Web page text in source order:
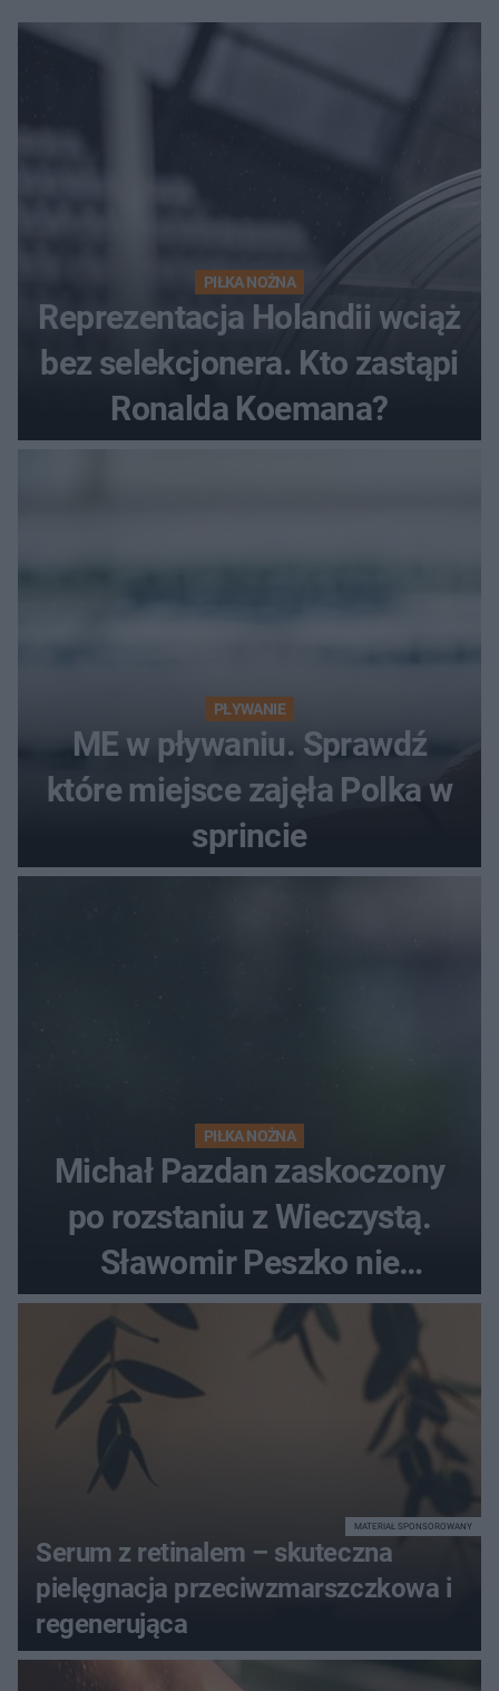
PIŁKA NOŻNA
Reprezentacja Holandii wciąż
bez selekcjonera. Kto zastąpi
Ronalda Koemana?
PŁYWANIE
ME w pływaniu. Sprawdź
które miejsce zajęła Polka w
sprincie
PIŁKA NOŻNA
Michał Pazdan zaskoczony
po rozstaniu z Wieczystą.
Sławomir Peszko nie
dotrzymał słowa?
Serum z retinalem – skuteczna
pielęgnacja przeciwzmarszczkowa i
regenerująca
MATERIAŁ SPONSOROWANY